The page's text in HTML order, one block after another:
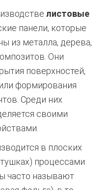
листовые
панели, которые
из металла, дерева,
Они
поверхностей,
формирования
Среди них
своими
в плоских
процессами
часто называют